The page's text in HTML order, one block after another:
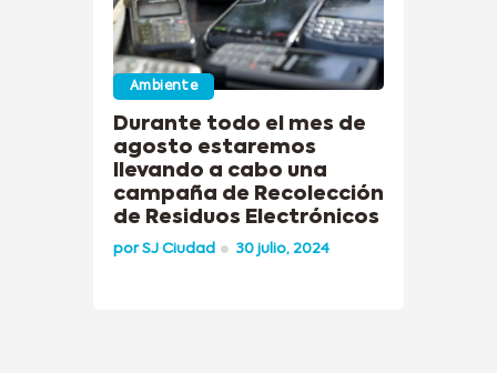
Ambiente
Durante todo el mes de
agosto estaremos
llevando a cabo una
campaña de Recolección
de Residuos Electrónicos
porSJ Ciudad 30 julio, 2024